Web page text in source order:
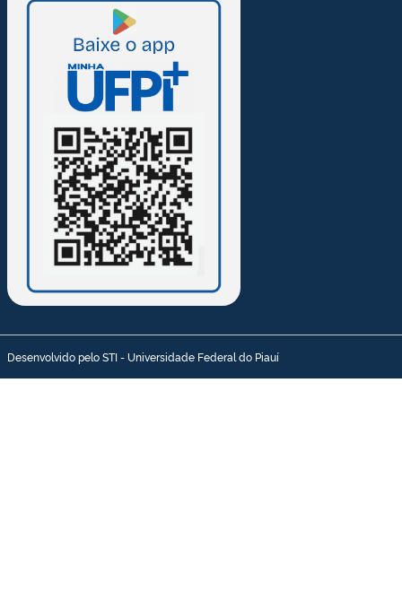
Desenvolvido pelo STI - Universidade Federal do Piauí